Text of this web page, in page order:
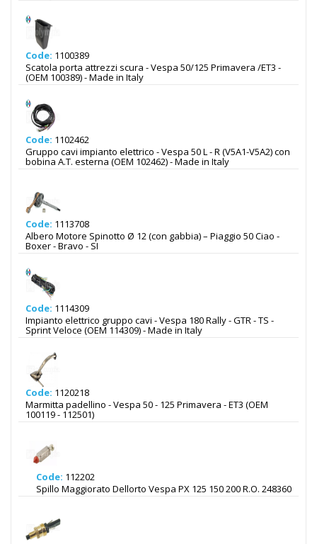
Code: 1100389
Scatola porta attrezzi scura - Vespa 50/125 Primavera /ET3 -
(OEM 100389) - Made in Italy
Code: 1102462
Gruppo cavi impianto elettrico - Vespa 50 L - R (V5A1-V5A2) con
bobina A.T. esterna (OEM 102462) - Made in Italy
Code: 1113708
Albero Motore Spinotto Ø 12 (con gabbia) – Piaggio 50 Ciao -
Boxer - Bravo - SI
Code: 1114309
Impianto elettrico gruppo cavi - Vespa 180 Rally - GTR - TS -
Sprint Veloce (OEM 114309) - Made in Italy
Code: 1120218
Marmitta padellino - Vespa 50 - 125 Primavera - ET3 (OEM
100119 - 112501)
Code: 112202
Spillo Maggiorato Dellorto Vespa PX 125 150 200 R.O. 248360